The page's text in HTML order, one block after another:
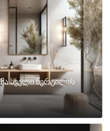
სველი წერტილის